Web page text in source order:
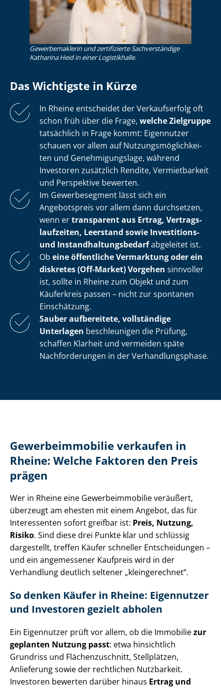
Gewerbemaklerin und zertifizierte Sachverständige
Katharina Heid in einer Logistikhalle.
Das Wichtigste in Kürze
In Rheine entscheidet der Verkaufserfolg oft
schon früh über die Frage, welche Zielgruppe
tatsächlich in Frage kommt: Eigennutzer
schauen vor allem auf Nut­zungs­mög­lich­kei­
ten und Ge­neh­mi­gungs­la­ge, während
Investoren zusätzlich Rendite, Vermietbarkeit
und Perspektive bewerten.
Im Gewerbesegment lässt sich ein
Angebotspreis vor allem dann durchsetzen,
wenn ertransparent aus Ertrag, Ver­trags­
lauf­zei­ten, Leerstand sowie Investitions-
und In­stand­hal­tungs­be­darfabgeleitet ist.
Ob eine öffentliche Vermarktung oder ein
diskretes (Off-Market) Vorgehen sinnvoller
ist, sollte in Rheine zum Objekt und zum
Käuferkreis passen – nicht zur spontanen
Einschätzung.
Sauber aufbereitete, vollständige
Unterlagen beschleunigen die Prüfung,
schaffen Klarheit und vermeiden späte
Nachforderungen in der Ver­hand­lungs­pha­se.
Ge­wer­be­im­mo­bi­lie verkaufen in
Rheine: Welche Faktoren den Preis
prägen
Wer in Rheine eine Ge­wer­be­im­mo­bi­lie veräußert,
überzeugt am ehesten mit einem Angebot, das für
Interessenten sofort greifbar ist: Preis, Nutzung,
Risiko. Sind diese drei Punkte klar und schlüssig
dargestellt, treffen Käufer schneller Entscheidungen –
und ein angemessener Kaufpreis wird in der
Verhandlung deutlich seltener „kleingerechnet“.
So denken Käufer in Rheine: Eigennutzer
und Investoren gezielt abholen
Ein Eigennutzer prüft vor allem, ob die Immobiliezur
geplanten Nutzung passt: etwa hinsichtlich
Grundriss und Flä­chen­zu­schnitt, Stellplätzen,
Anlieferung sowie der rechtlichen Nutzbarkeit.
Investoren bewerten darüber hinaus Ertrag und